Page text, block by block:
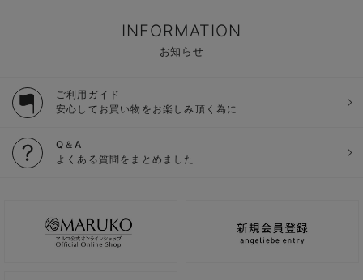
INFORMATION
お知らせ
ご利用ガイド
安心してお買い物をお楽しみ頂く為に
Q＆A
よくある質問をまとめました